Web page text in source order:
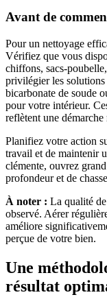
Avant de
Pour un nettoyage
Vérifiez que vous
chiffons, sacs-
privilégier les
bicarbonate de soude
pour votre intérieur.
reflètent une démarche
Planifiez votre action
travail et de maintenir
clémente, ouvrez
profondeur et de
À noter : La qualité
observé. Aérer
améliore
perçue de votre bien.
Une
résultat